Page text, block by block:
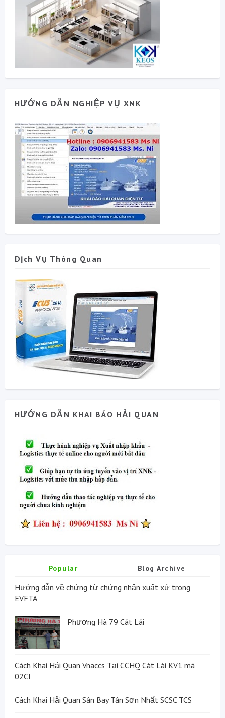
HƯỚNG DẪN NGHIỆP VỤ XNK
Dịch Vụ Thông Quan
HƯỚNG DẪN KHAI BÁO HẢI QUAN
Popular Blog Archive
Hướng dẫn về chứng từ chứng nhận xuất xứ trong
EVFTA
Phương Hà 79 Cát Lái
Cách Khai Hải Quan Vnaccs Tại CCHQ Cát Lái KV1 mã
02CI
Cách Khai Hải Quan Sân Bay Tân Sơn Nhất SCSC TCS